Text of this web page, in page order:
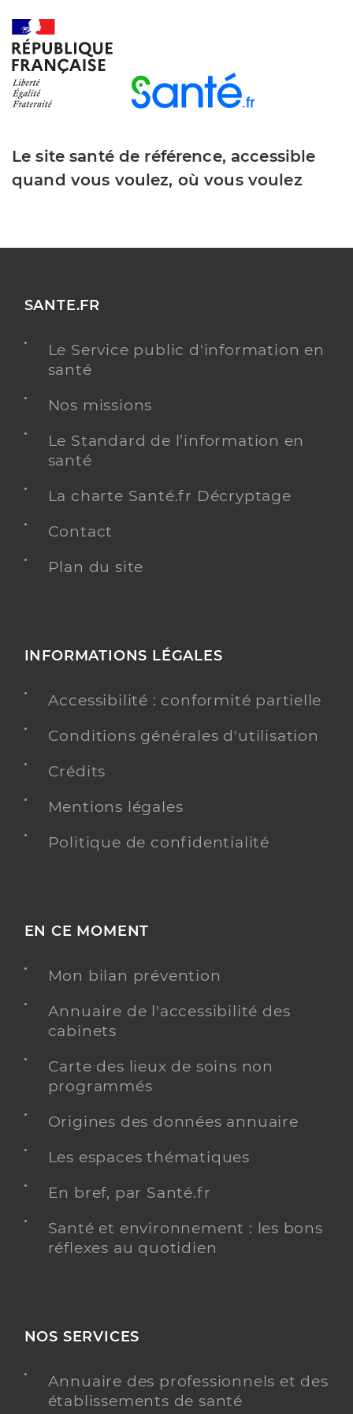
Le site santé de référence, accessible
quand vous voulez, où vous voulez
SANTE.FR
Le Service public d'information en
santé
Nos missions
Le Standard de l’information en
santé
La charte Santé.fr Décryptage
Contact
Plan du site
INFORMATIONS LÉGALES
Accessibilité : conformité partielle
Conditions générales d'utilisation
Crédits
Mentions légales
Politique de confidentialité
EN CE MOMENT
Mon bilan prévention
Annuaire de l'accessibilité des
cabinets
Carte des lieux de soins non
programmés
Origines des données annuaire
Les espaces thématiques
En bref, par Santé.fr
Santé et environnement : les bons
réflexes au quotidien
NOS SERVICES
Annuaire des professionnels et des
établissements de santé